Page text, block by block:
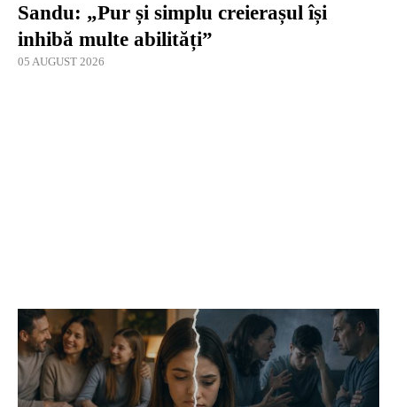
Sandu: „Pur și simplu creierașul își
inhibă multe abilități”
05 AUGUST 2026